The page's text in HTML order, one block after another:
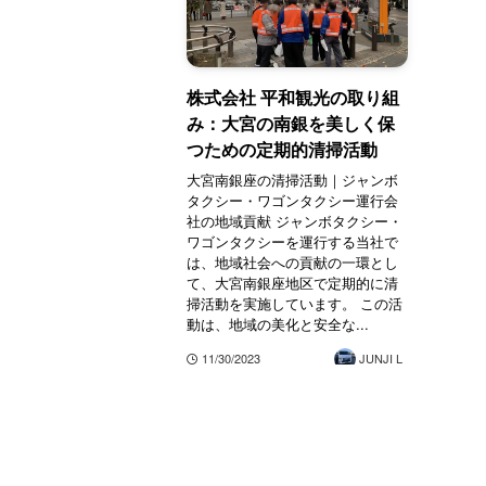
株式会社 平和観光の取り組
み：大宮の南銀を美しく保
つための定期的清掃活動
大宮南銀座の清掃活動｜ジャンボ
タクシー・ワゴンタクシー運行会
社の地域貢献 ジャンボタクシー・
ワゴンタクシーを運行する当社で
は、地域社会への貢献の一環とし
て、大宮南銀座地区で定期的に清
掃活動を実施しています。 この活
動は、地域の美化と安全な...
11/30/2023 JUNJI L